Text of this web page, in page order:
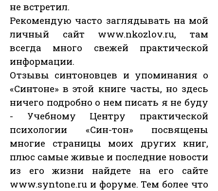
не встретил.
Рекомендую часто заглядывать на мой
личный сайт www.nkozlov.ru, там
всегда много свежей практической
информации.
Отзывы синтоновцев и упоминания о
«Синтоне» в этой книге часты, но здесь
ничего подробно о нем писать я не буду
- Учебному Центру практической
психологии «Син-тон» посвящены
многие страницы моих других книг,
плюс самые живые и последние новости
из его жизни найдете на его сайте
www.syntone.ru и форуме. Тем более что